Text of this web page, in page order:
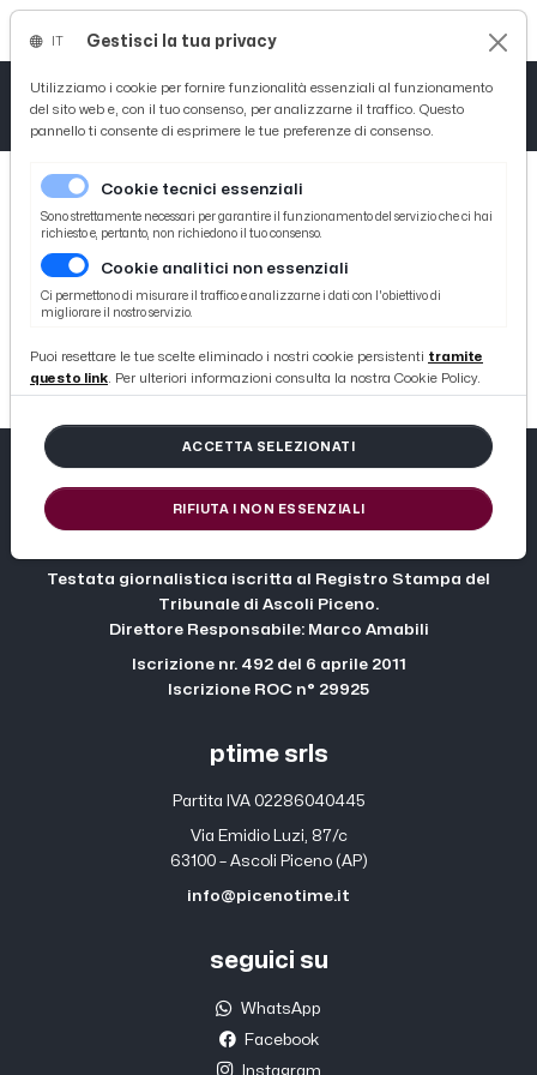
404
Testata giornalistica iscritta al Registro Stampa del
Tribunale di Ascoli Piceno.
Direttore Responsabile: Marco Amabili
Iscrizione nr. 492 del 6 aprile 2011
Iscrizione ROC n° 29925
ptime srls
Partita IVA 02286040445
Via Emidio Luzi, 87/c
63100 – Ascoli Piceno (AP)
info@picenotime.it
seguici su
WhatsApp
Facebook
Instagram
Gestisci la tua privacy
Utilizziamo i cookie per fornire funzionalità essenziali al funzionamento
del sito web e, con il tuo consenso, per analizzarne il traffico. Questo
pannello ti consente di esprimere le tue preferenze di consenso.
Cookie tecnici essenziali
Sono strettamente necessari per garantire il funzionamento del servizio che ci hai
richiesto e, pertanto, non richiedono il tuo consenso.
Cookie analitici non essenziali
Ci permettono di misurare il traffico e analizzarne i dati con l'obiettivo di
migliorare il nostro servizio.
Puoi resettare le tue scelte eliminado i nostri cookie persistenti tramite
questo link. Per ulteriori informazioni consulta la nostra Cookie Policy.
ACCETTA SELEZIONATI
RIFIUTA I NON ESSENZIALI
Tutto News
Tutto Sport
Basket
Ciclismo
Tutto Curiosità